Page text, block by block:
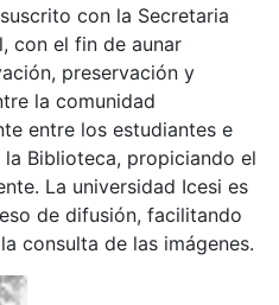
con la Secretaria
con el fin de aunar
preservación y
la comunidad
entre los estudiantes e
Biblioteca, propiciando el
La universidad Icesi es
de difusión, facilitando
consulta de las imágenes.